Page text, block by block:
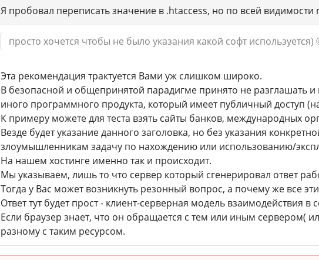
Я пробовал переписать значение в .htaccess, но по всей
просто хочется чтобы не было указания какой софт используется)
Эта рекомендация трактуется Вами уж слишком широко.
В безопасной и общепринятой парадигме принято не разглашать
иного программного продукта, который имеет публичный доступ
К примеру можете для теста взять сайты банков, международных
Везде будет указание данного заголовка, но без указания
злоумышленникам задачу по нахождению или использованию/
На нашем хостинге именно так и происходит.
Мы указываем, лишь то что сервер который сгенерировал ответ
Тогда у Вас может возникнуть резонный вопрос, а почему же все
Ответ тут будет прост - клиент-серверная модель взаимодействия в
Если браузер знает, что он обращается с тем или иным сервером(
разному с таким ресурсом.